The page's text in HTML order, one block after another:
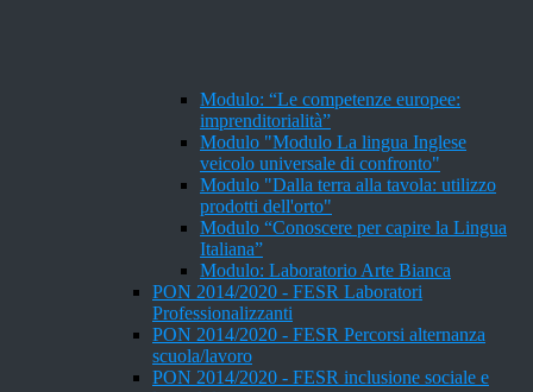
Modulo: “Le competenze europee:
imprenditorialità”
Modulo "Modulo La lingua Inglese
veicolo universale di confronto"
Modulo "Dalla terra alla tavola: utilizzo
prodotti dell'orto"
Modulo “Conoscere per capire la Lingua
Italiana”
Modulo: Laboratorio Arte Bianca
PON 2014/2020 - FESR Laboratori
Professionalizzanti
PON 2014/2020 - FESR Percorsi alternanza
scuola/lavoro
PON 2014/2020 - FESR inclusione sociale e